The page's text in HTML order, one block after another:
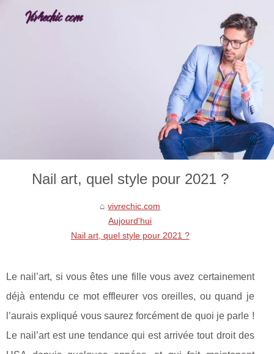
Nail art, quel style pour 2021 ?
vivrechic.com
Aujourd'hui
Nail art, quel style pour 2021 ?
Le nail’art, si vous êtes une fille vous avez certainement
déjà entendu ce mot effleurer vos oreilles, ou quand je
l’aurais expliqué vous saurez forcément de quoi je parle !
Le nail’art est une tendance qui est arrivée tout droit des